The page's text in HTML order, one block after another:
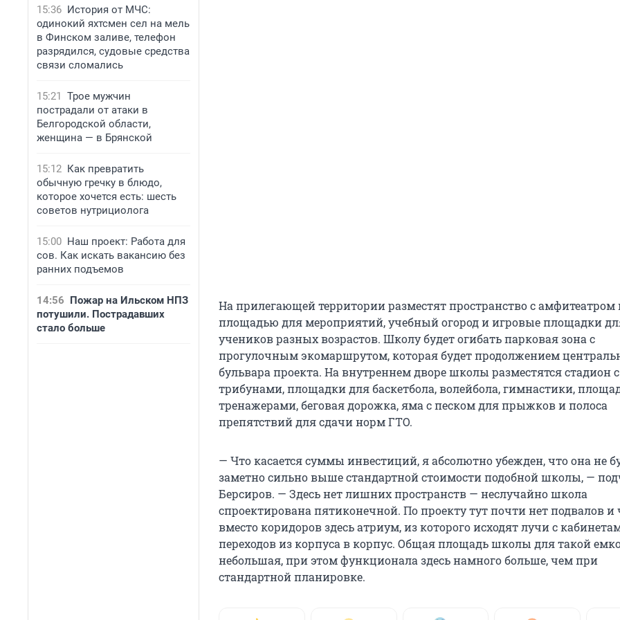
15:36 История от МЧС:
одинокий яхтсмен сел на мель
в Финском заливе, телефон
разрядился, судовые средства
связи сломались
15:21 Трое мужчин
пострадали от атаки в
Белгородской области,
женщина — в Брянской
15:12 Как превратить
обычную гречку в блюдо,
которое хочется есть: шесть
советов нутрициолога
15:00 Наш проект: Работа для
сов. Как искать вакансию без
ранних подъемов
14:56 Пожар на Ильском НПЗ
потушили. Пострадавших
стало больше
На прилегающей территории разместят пространство с амфитеатром
площадью для мероприятий, учебный огород и игровые площадки
учеников разных возрастов. Школу будет огибать парковая зона с
прогулочным экомаршрутом, которая будет продолжением
бульвара проекта. На внутреннем дворе школы разместятся стадион с
трибунами, площадки для баскетбола, волейбола, гимнастики,
тренажерами, беговая дорожка, яма с песком для прыжков и полоса
препятствий для сдачи норм ГТО.
— Что касается суммы инвестиций, я абсолютно убежден, что она не
заметно сильно выше стандартной стоимости подобной школы, —
Берсиров. — Здесь нет лишних пространств — неслучайно школа
спроектирована пятиконечной. По проекту тут почти нет подвалов и
вместо коридоров здесь атриум, из которого исходят лучи с
переходов из корпуса в корпус. Общая площадь школы для такой
небольшая, при этом функционала здесь намного больше, чем при
стандартной планировке.